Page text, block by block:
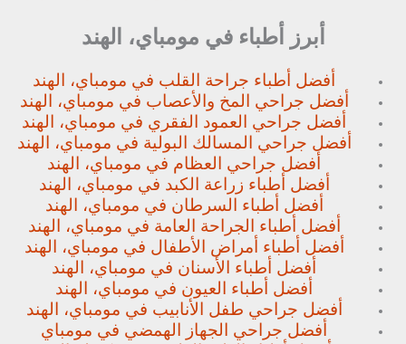
أبرز أطباء في مومباي، الهند
أفضل أطباء جراحة القلب في مومباي، الهند
أفضل جراحي المخ والأعصاب في مومباي، الهند
أفضل جراحي العمود الفقري في مومباي، الهند
أفضل جراحي المسالك البولية في مومباي، الهند
أفضل جراحي العظام في مومباي، الهند
أفضل أطباء زراعة الكبد في مومباي، الهند
أفضل أطباء السرطان في مومباي، الهند
أفضل أطباء الجراحة العامة في مومباي، الهند
أفضل أطباء أمراض الأطفال في مومباي، الهند
أفضل أطباء الأسنان في مومباي، الهند
أفضل أطباء العيون في مومباي، الهند
أفضل جراحي طفل الأنابيب في مومباي، الهند
أفضل جراحي الجهاز الهمضي في مومباي